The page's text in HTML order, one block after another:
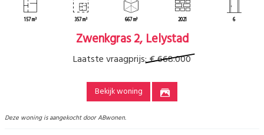
157 m² 357 m² 667 m³ 2021 6
Zwenkgras 2, Lelystad
Laatste vraagprijs:€ 668.000
Bekijk woning
Deze woning is aangekocht door ABwonen.